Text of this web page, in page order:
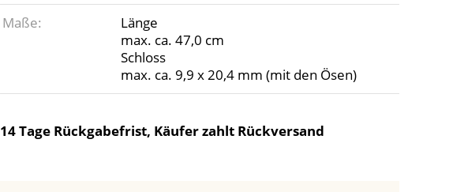
Maße:
Länge
max. ca. 47,0 cm
Schloss
max. ca. 9,9 x 20,4 mm (mit den Ösen)
14 Tage Rückgabefrist, Käufer zahlt Rückversand